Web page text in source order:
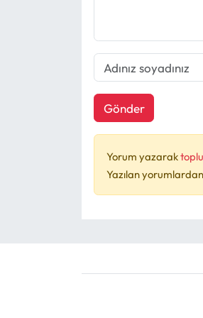
Gönder
Yorum yazarak
Yazılan